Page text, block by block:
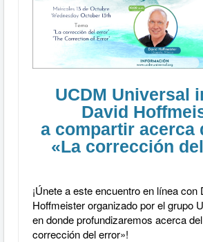
UCDM Universal
David
a compartir acerca
«La corrección
¡Únete a este encuentro en línea con
Hoffmeister organizado por el grupo
en donde profundizaremos acerca
corrección del error»!